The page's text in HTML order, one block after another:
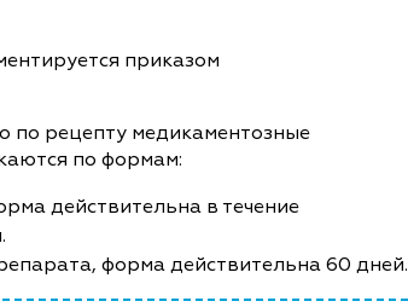
приказом
рецепту медикаментозные
по формам:
действительна в течение
форма действительна 60 дней.